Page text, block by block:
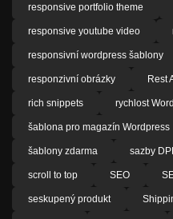
responsive portfolio theme
responsive youtube video
responsivní wordpress šablony
responzivní obrázky Rest
rich snippets rychlost
šablona pro magazín Wordpress
šablony zdarma sazby
scroll to top SEO
seskupený produkt